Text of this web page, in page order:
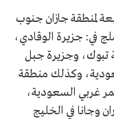
لمنطقة جازان جنوب
في: جزيرة الوقادي،
تبوك، وجزيرة جبل
وكذلك منطقة
غربي السعودية،
وجانا في الخليج